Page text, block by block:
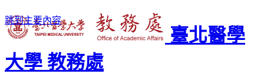
跳到主要內容
臺北醫學
大學 教務處